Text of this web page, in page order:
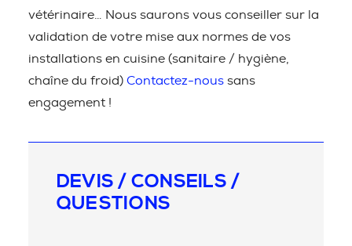
vétérinaire… Nous saurons vous conseiller sur la
validation de votre mise aux normes de vos
installations en cuisine (sanitaire / hygiène,
chaîne du froid) Contactez-nous sans
engagement !
DEVIS / CONSEILS /
QUESTIONS